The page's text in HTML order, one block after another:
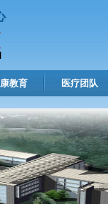
教育 医疗团队